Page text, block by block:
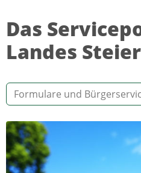
Das
Landes